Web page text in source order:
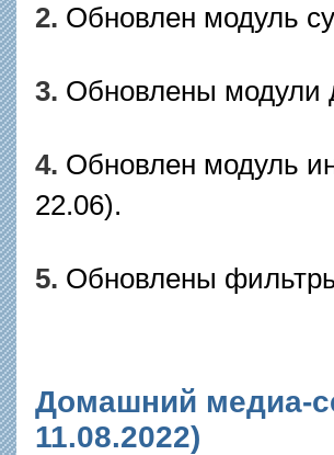
2. Обновлен модуль
3. Обновлены модули
4. Обновлен модуль
22.06).
5. Обновлены
Домашний медиа-
11.08.2022)